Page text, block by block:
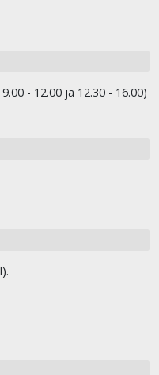
- 12.00 ja 12.30 - 16.00)